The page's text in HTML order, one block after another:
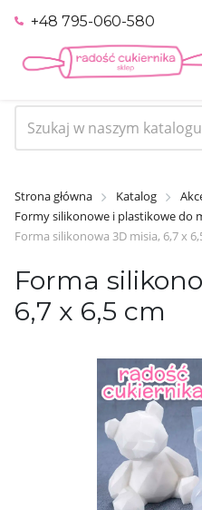
+48 795-060-580
Strona główna Katalog
Formy silikonowe i plastikowe do
Forma silikonowa 3D misia, 6,7 x
Forma
6,7 x 6,5 cm